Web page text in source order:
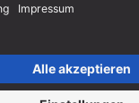
ab 150 Euro
Standard-Paketgrößen
kann die MwSt. an